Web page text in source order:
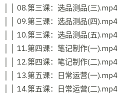
│ │ 08.第三课：选品测品(三).mp4
│ │ 09.第三课：选品测品(四).mp4
│ │ 10.第三课：选品测品(五).mp4
│ │ 11.第四课：笔记制作(一).mp4
│ │ 12.第四课：笔记制作(二).mp4
│ │ 13.第五课：日常运营(一).mp4
│ │ 14.第五课：日常运营(二).mp4